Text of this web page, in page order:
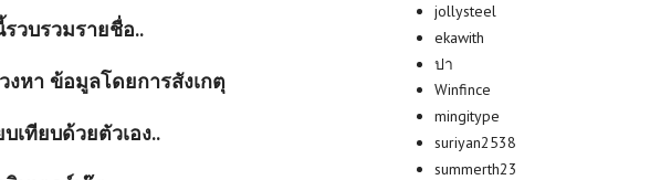
วบรวมรายชื่อ..
งหา ข้อมูลโดยการสังเกตุ
เทียบด้วยตัวเอง..
jollysteel
ekawith
ปา
Winfince
mingitype
suriyan2538
summerth23